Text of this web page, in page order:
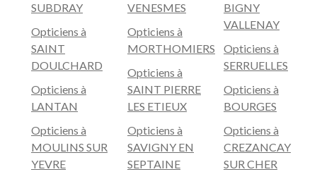
SUBDRAY
Opticiens à
SAINT
DOULCHARD
Opticiens à
LANTAN
Opticiens à
MOULINS SUR
YEVRE
VENESMES
Opticiens à
MORTHOMIERS
Opticiens à
SAINT PIERRE
LES ETIEUX
Opticiens à
SAVIGNY EN
SEPTAINE
BIGNY
VALLENAY
Opticiens à
SERRUELLES
Opticiens à
BOURGES
Opticiens à
CREZANCAY
SUR CHER